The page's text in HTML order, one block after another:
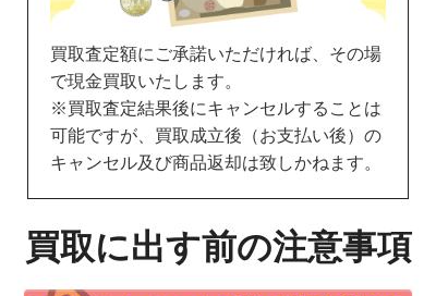
買取査定額にご承諾いただければ、その場
で現金買取いたします。
※買取査定結果後にキャンセルすることは
可能ですが、買取成立後（お支払い後）の
キャンセル及び商品返却は致しかねます。
買取に出す前の注意事項